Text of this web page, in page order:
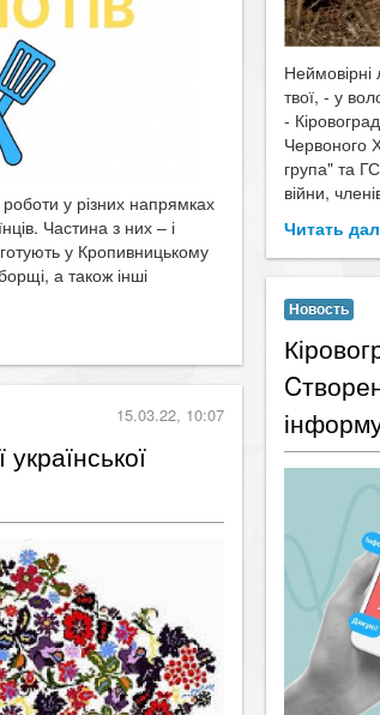
твої, - у
-
Червоного
група" та
війни,
Читать
роботи у різних напрямках
Частина з них – і
готують у Кропивницькому
а також інші
Новость
15.03.22, 10:07